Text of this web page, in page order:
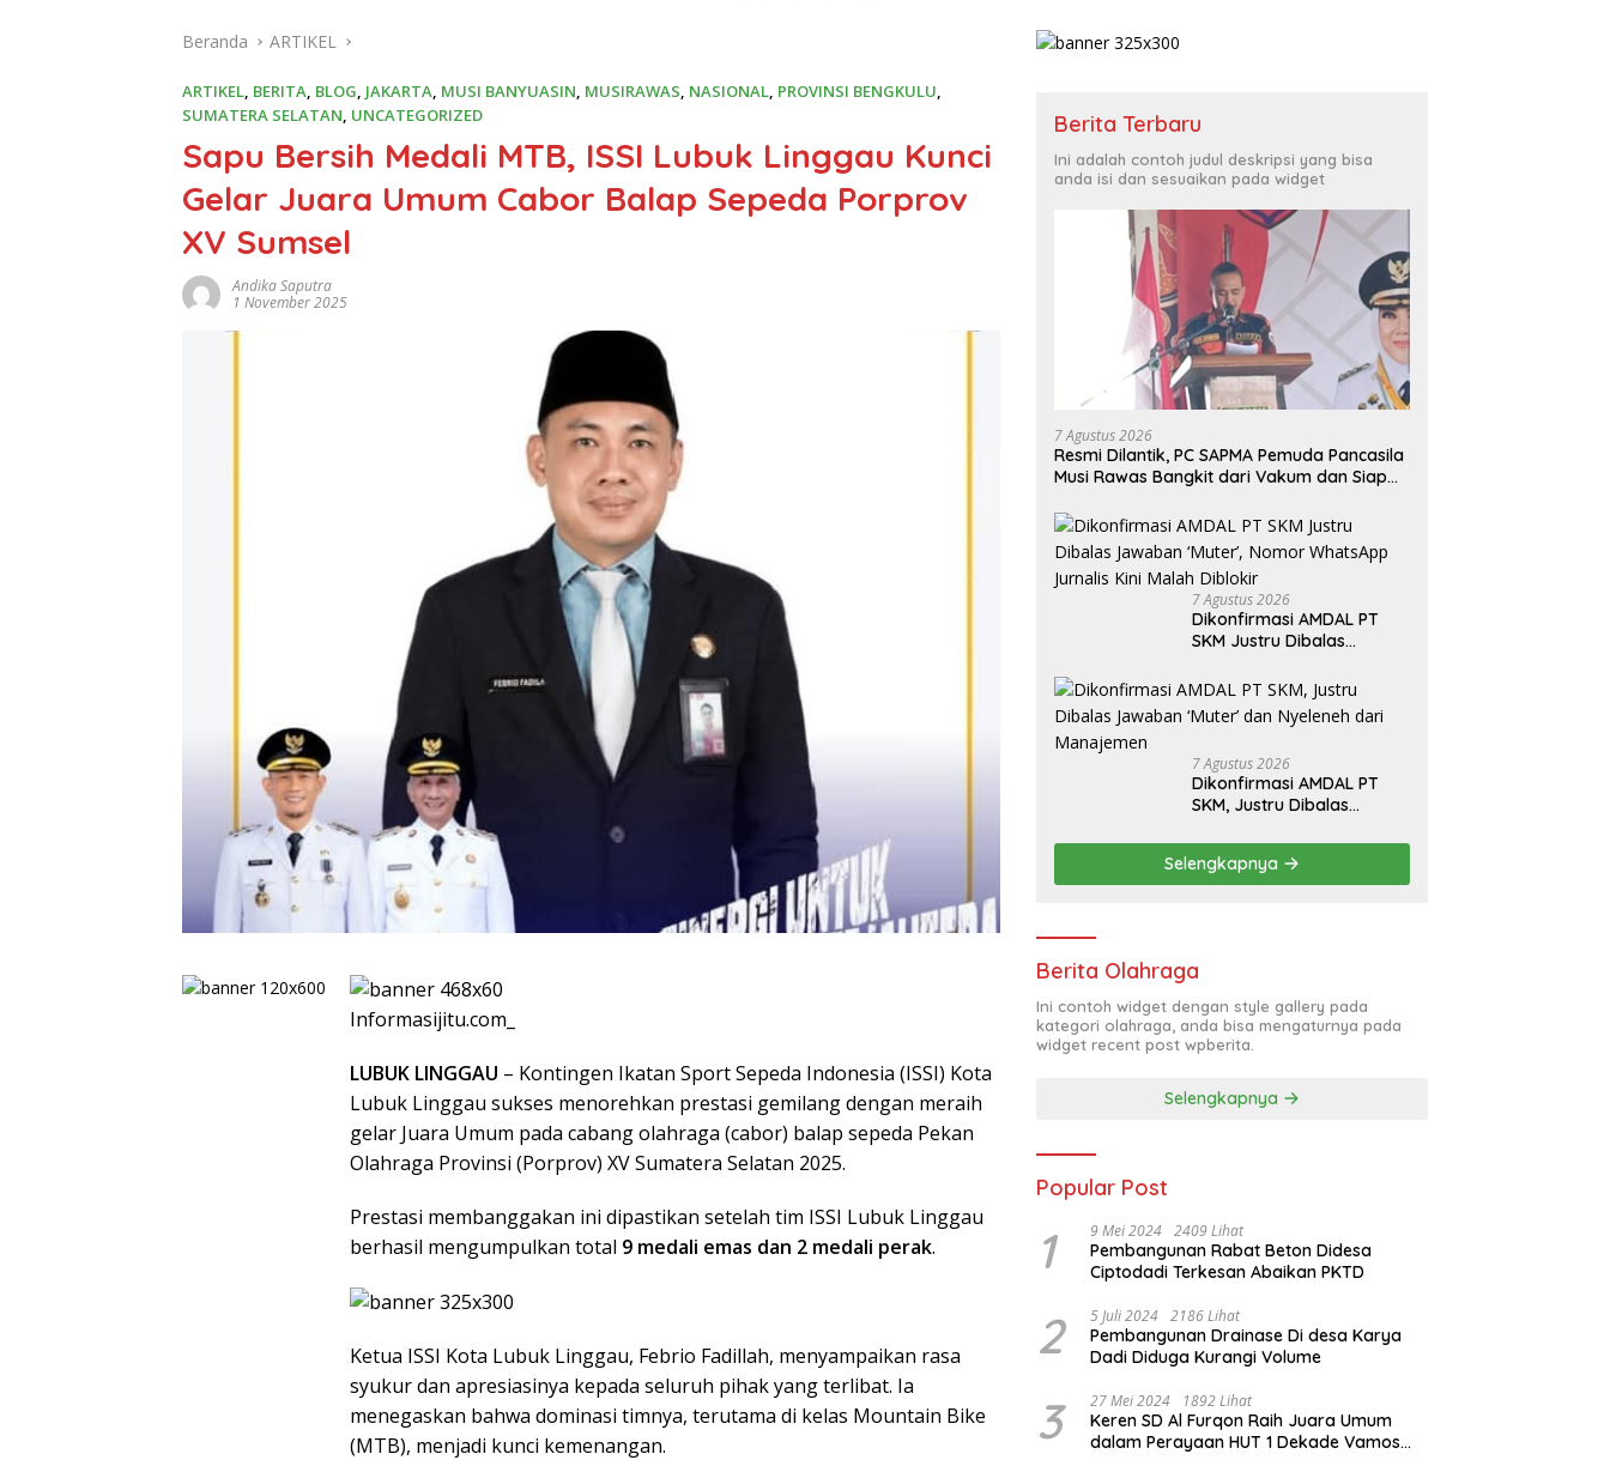
Beranda ARTIKEL
ARTIKEL, BERITA, BLOG, JAKARTA, MUSI BANYUASIN, MUSIRAWAS, NASIONAL, PROVINSI BENGKULU,
SUMATERA SELATAN, UNCATEGORIZED
Sapu Bersih Medali MTB, ISSI Lubuk Linggau Kunci
Gelar Juara Umum Cabor Balap Sepeda Porprov
XV Sumsel
Andika Saputra
1 November 2025
Informasijitu.com_
LUBUK LINGGAU – Kontingen Ikatan Sport Sepeda Indonesia (ISSI) Kota
Lubuk Linggau sukses menorehkan prestasi gemilang dengan meraih
gelar Juara Umum pada cabang olahraga (cabor) balap sepeda Pekan
Olahraga Provinsi (Porprov) XV Sumatera Selatan 2025.
Prestasi membanggakan ini dipastikan setelah tim ISSI Lubuk Linggau
berhasil mengumpulkan total 9 medali emas dan 2 medali perak.
Ketua ISSI Kota Lubuk Linggau, Febrio Fadillah, menyampaikan rasa
syukur dan apresiasinya kepada seluruh pihak yang terlibat. Ia
menegaskan bahwa dominasi timnya, terutama di kelas Mountain Bike
(MTB), menjadi kunci kemenangan.
Berita Terbaru
Ini adalah contoh judul deskripsi yang bisa
anda isi dan sesuaikan pada widget
7 Agustus 2026
Resmi Dilantik, PC SAPMA Pemuda Pancasila
Musi Rawas Bangkit dari Vakum dan Siap
7 Agustus 2026
Dikonfirmasi AMDAL PT
SKM Justru Dibalas
WhatsApp Jurnalis Kini
Malah Diblokir
7 Agustus 2026
Dikonfirmasi AMDAL PT
SKM, Justru Dibalas
Nyeleneh dari Manajemen
Selengkapnya
Berita Olahraga
Ini contoh widget dengan style gallery pada
kategori olahraga, anda bisa mengaturnya pada
widget recent post wpberita.
Selengkapnya
Popular Post
1 9 Mei 2024 2409 Lihat
Pembangunan Rabat Beton Didesa
Ciptodadi Terkesan Abaikan PKTD
2 5 Juli 2024 2186 Lihat
Pembangunan Drainase Di desa Karya
Dadi Diduga Kurangi Volume
3 27 Mei 2024 1892 Lihat
Keren SD Al Furqon Raih Juara Umum
dalam Perayaan HUT 1 Dekade Vamos